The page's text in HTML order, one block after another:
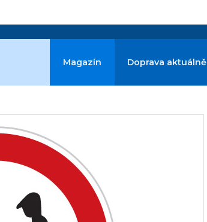
Magazín Doprava aktuálně